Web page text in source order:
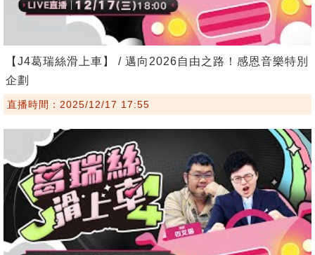
【J4葛瑞絲滑上車】 / 邁向2026自由之路！感恩音樂特別
企劃
直播時間：2025/12/17 17:55